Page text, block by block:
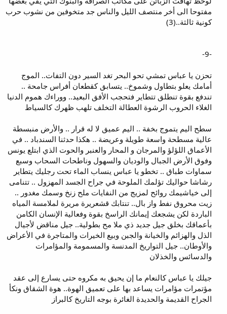
مفتوحا الى أخر منتصف الليل والناس جد متخوفين من نشوب حرب
كونية ثالثة..(3)
-9-
تحزن يا عباس تمشي تحو البحر تغد السير دون التفات.. الموج
أمامك يعلو بتطاول وشموخ.. يتسابق كقطعان أفراس جامحة ..
تندفع بقوة تنطلق تتطاير فتحجب الأفق البعيد.. ووراءك هموم الدنيا
الغلاء الحروب الرشوة العطالة التخلف تلهب ظهرك كالسياط
سطح اليم يتموج بخفة .. اليم عميق لا له قرار .. والأرض منبسطة
عالية مسطحة واسعة طويلة وعريضة .. هكذا حدثنا السندباد .. في
الأعماق اللؤلؤ والمرجان و المحار والعنبر والحوت الذي ابتلع يونس
وفوق الأرض الجبال والوديان والسهول وناطحات السحاب وسبع
سماوات طباق .. تخطو يا عباس ينساب الماء تحت رجليك يتطاير
رشاشا حواليك تؤلمك الملوحة في جراح الجسد المهزول .. تتنامى
إلى خياشيمك روائح لمزيج من النفايات ملح زنخ وسمك مغدور ..
زيت محروق نفط واز بال.. تنتابك قشعريرة مريرة لملامسة المياه
الباردة لكن يشجعك إيمانك الراسخ بقوة وفعالية الإنسان الكامن
بأعماقك بخلق جيل جديد ذي ملا مح بطولية.. جيل مناقض لأجيال
الذل والهزائم والخيانة والجبن وبيع الخيرات والمتاجرة في الأعراض
والأوطان.. جيل التواريخ المدنسة والمسمومة والمؤامرات
والدسائس والخذلان
جيلك يا عباس كالنعام ما إن يحيق به مكروه حتى يسارع إلى عقد
مؤتمرات مؤامرات يساعد بها على تعميق الهوة.. هوة الشقاق ونكأ
الجراح القديمة والحديدة الغائرة بوجه التاريخ كالبراز